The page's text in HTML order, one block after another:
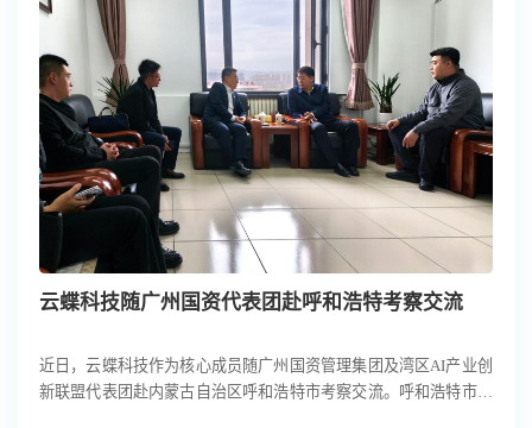
云蝶科技随广州国资代表团赴呼和浩特考察交流
近日，云蝶科技作为核心成员随广州国资管理集团及湾区AI产业创
新联盟代表团赴内蒙古自治区呼和浩特市考察交流。呼和浩特市人